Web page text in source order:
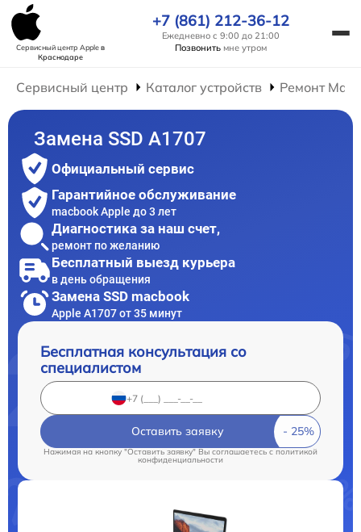
Сервисный центр Appleв
Краснодаре
+7 (861) 212-36-12
Ежедневно с 9:00 до 21:00
Позвонить мне утром
Сервисный центр Каталог устройств Ремонт
Замена SSD A1707
Официальный сервис
Гарантийное обслуживание
macbook Apple до 3 лет
Диагностика за наш счет,
ремонт по желанию
Бесплатный выезд курьера
в день обращения
Замена SSD macbook
Apple A1707 от 35 минут
Бесплатная консультация со
специалистом
Оставить заявку
Нажимая на кнопку "Оставить заявку" Вы соглашаетесь cполитикой
конфиденциальности